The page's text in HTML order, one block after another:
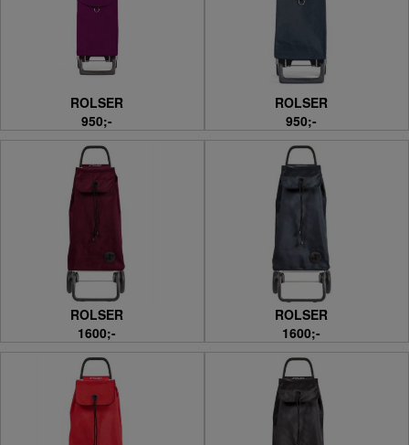
ROLSER
950;-
ROLSER
950;-
ROLSER
1600;-
ROLSER
1600;-